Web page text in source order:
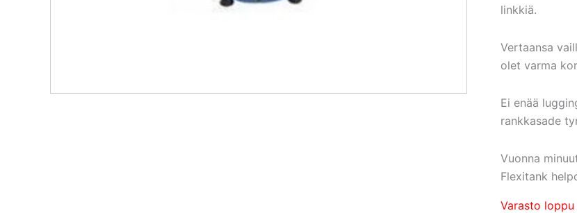
linkkiä.
Vertaansa
olet varma
Ei enää
rankkasade
Vuonna
Flexitank
Varasto loppu